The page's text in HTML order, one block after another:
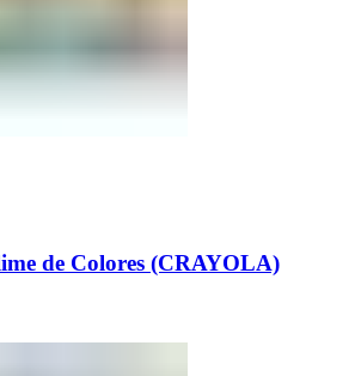
de Colores (CRAYOLA)